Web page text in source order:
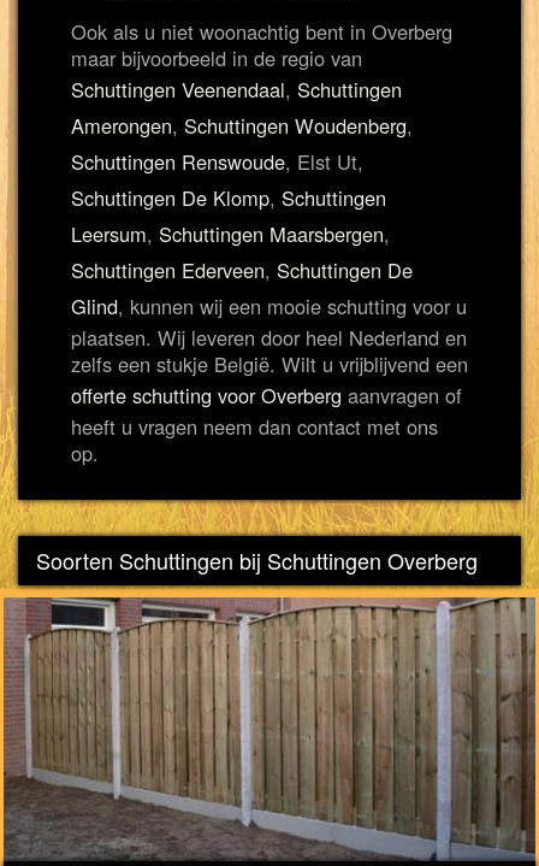
Ook als u niet woonachtig bent in Overberg
maar bijvoorbeeld in de regio van
Schuttingen Veenendaal, Schuttingen
Amerongen, Schuttingen Woudenberg,
Schuttingen Renswoude, Elst Ut,
Schuttingen De Klomp, Schuttingen
Leersum, Schuttingen Maarsbergen,
Schuttingen Ederveen, Schuttingen De
Glind, kunnen wij een mooie schutting voor u
plaatsen. Wij leveren door heel Nederland en
zelfs een stukje België. Wilt u vrijblijvend een
offerte schutting voor Overberg aanvragen of
heeft u vragen neem dan contact met ons
op.
Soorten Schuttingen bij Schuttingen Overberg